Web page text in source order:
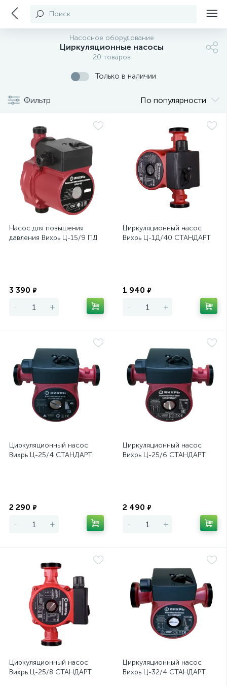
Поиск
Насосное оборудование
Циркуляционные насосы
20 товаров
Только в наличии
Фильтр По популярности
Насос для повышения
давления Вихрь Ц-15/9 ПД
3 390 ₽
- +
Циркуляционный насос
Вихрь Ц-1Д/40 СТАНДАРТ
1 940 ₽
- +
Циркуляционный насос
Вихрь Ц-25/4 СТАНДАРТ
2 290 ₽
- +
Циркуляционный насос
Вихрь Ц-25/6 СТАНДАРТ
2 490 ₽
- +
Циркуляционный насос
Вихрь Ц-25/8 СТАНДАРТ
Циркуляционный насос
Вихрь Ц-32/4 СТАНДАРТ